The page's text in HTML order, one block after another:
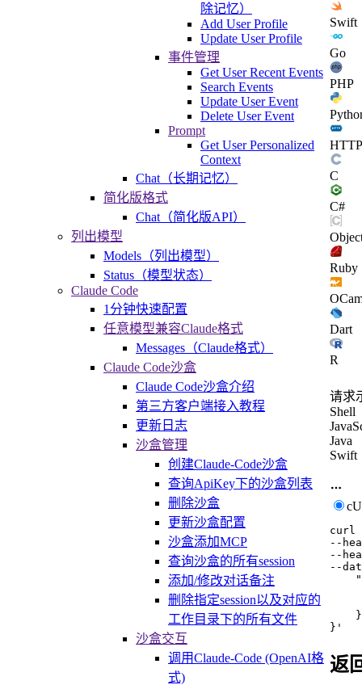
除记忆）
Add User Profile
Update User Profile
事件管理
Get User Recent Events
Search Events
Update User Event
Delete User Event
Prompt
Get User Personalized
Context
Chat（长期记忆）
简化版格式
Chat（简化版API）
列出模型
Models（列出模型）
Status（模型状态）
Claude Code
1分钟快速配置
任意模型兼容Claude格式
Messages（Claude格式）
Claude Code沙盒
Claude Code沙盒介绍
第三方客户端接入教程
更新日志
沙盒管理
创建Claude-Code沙盒
查询ApiKey下的沙盒列表
删除沙盒
更新沙盒配置
沙盒添加MCP
查询沙盒的所有session
添加/修改对话备注
删除指定session以及对应的
工作目录下的所有文件
沙盒交互
调用Claude-Code (OpenAI格
式)
Swift
Go
PHP
HTTP
C
C#
Ruby
Dart
R
请求
Shell
Java
Swift
curl
--
--
--
    }
}'
返